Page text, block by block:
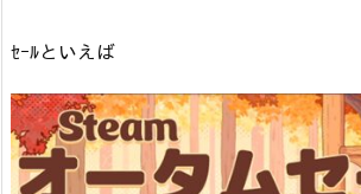
ｾｰﾙといえば